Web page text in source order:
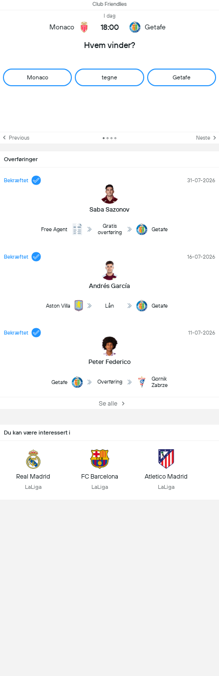
Club Friendlies
Monaco
I dag
18:00 Getafe
Hvem vinder?
Monaco tegne Getafe
Previous Neste
Overføringer
Bekræftet
Saba Sazonov
31-07-2026
Free Agent
Gratis
overføring
Getafe
Bekræftet
Andrés García
16-07-2026
Aston Villa Lån Getafe
Bekræftet
Peter Federico
11-07-2026
Getafe Overføring
Gornik
Zabrze
Se alle
Du kan være interessert i
Real Madrid
LaLiga
FC Barcelona
LaLiga
Atletico Madrid
LaLiga